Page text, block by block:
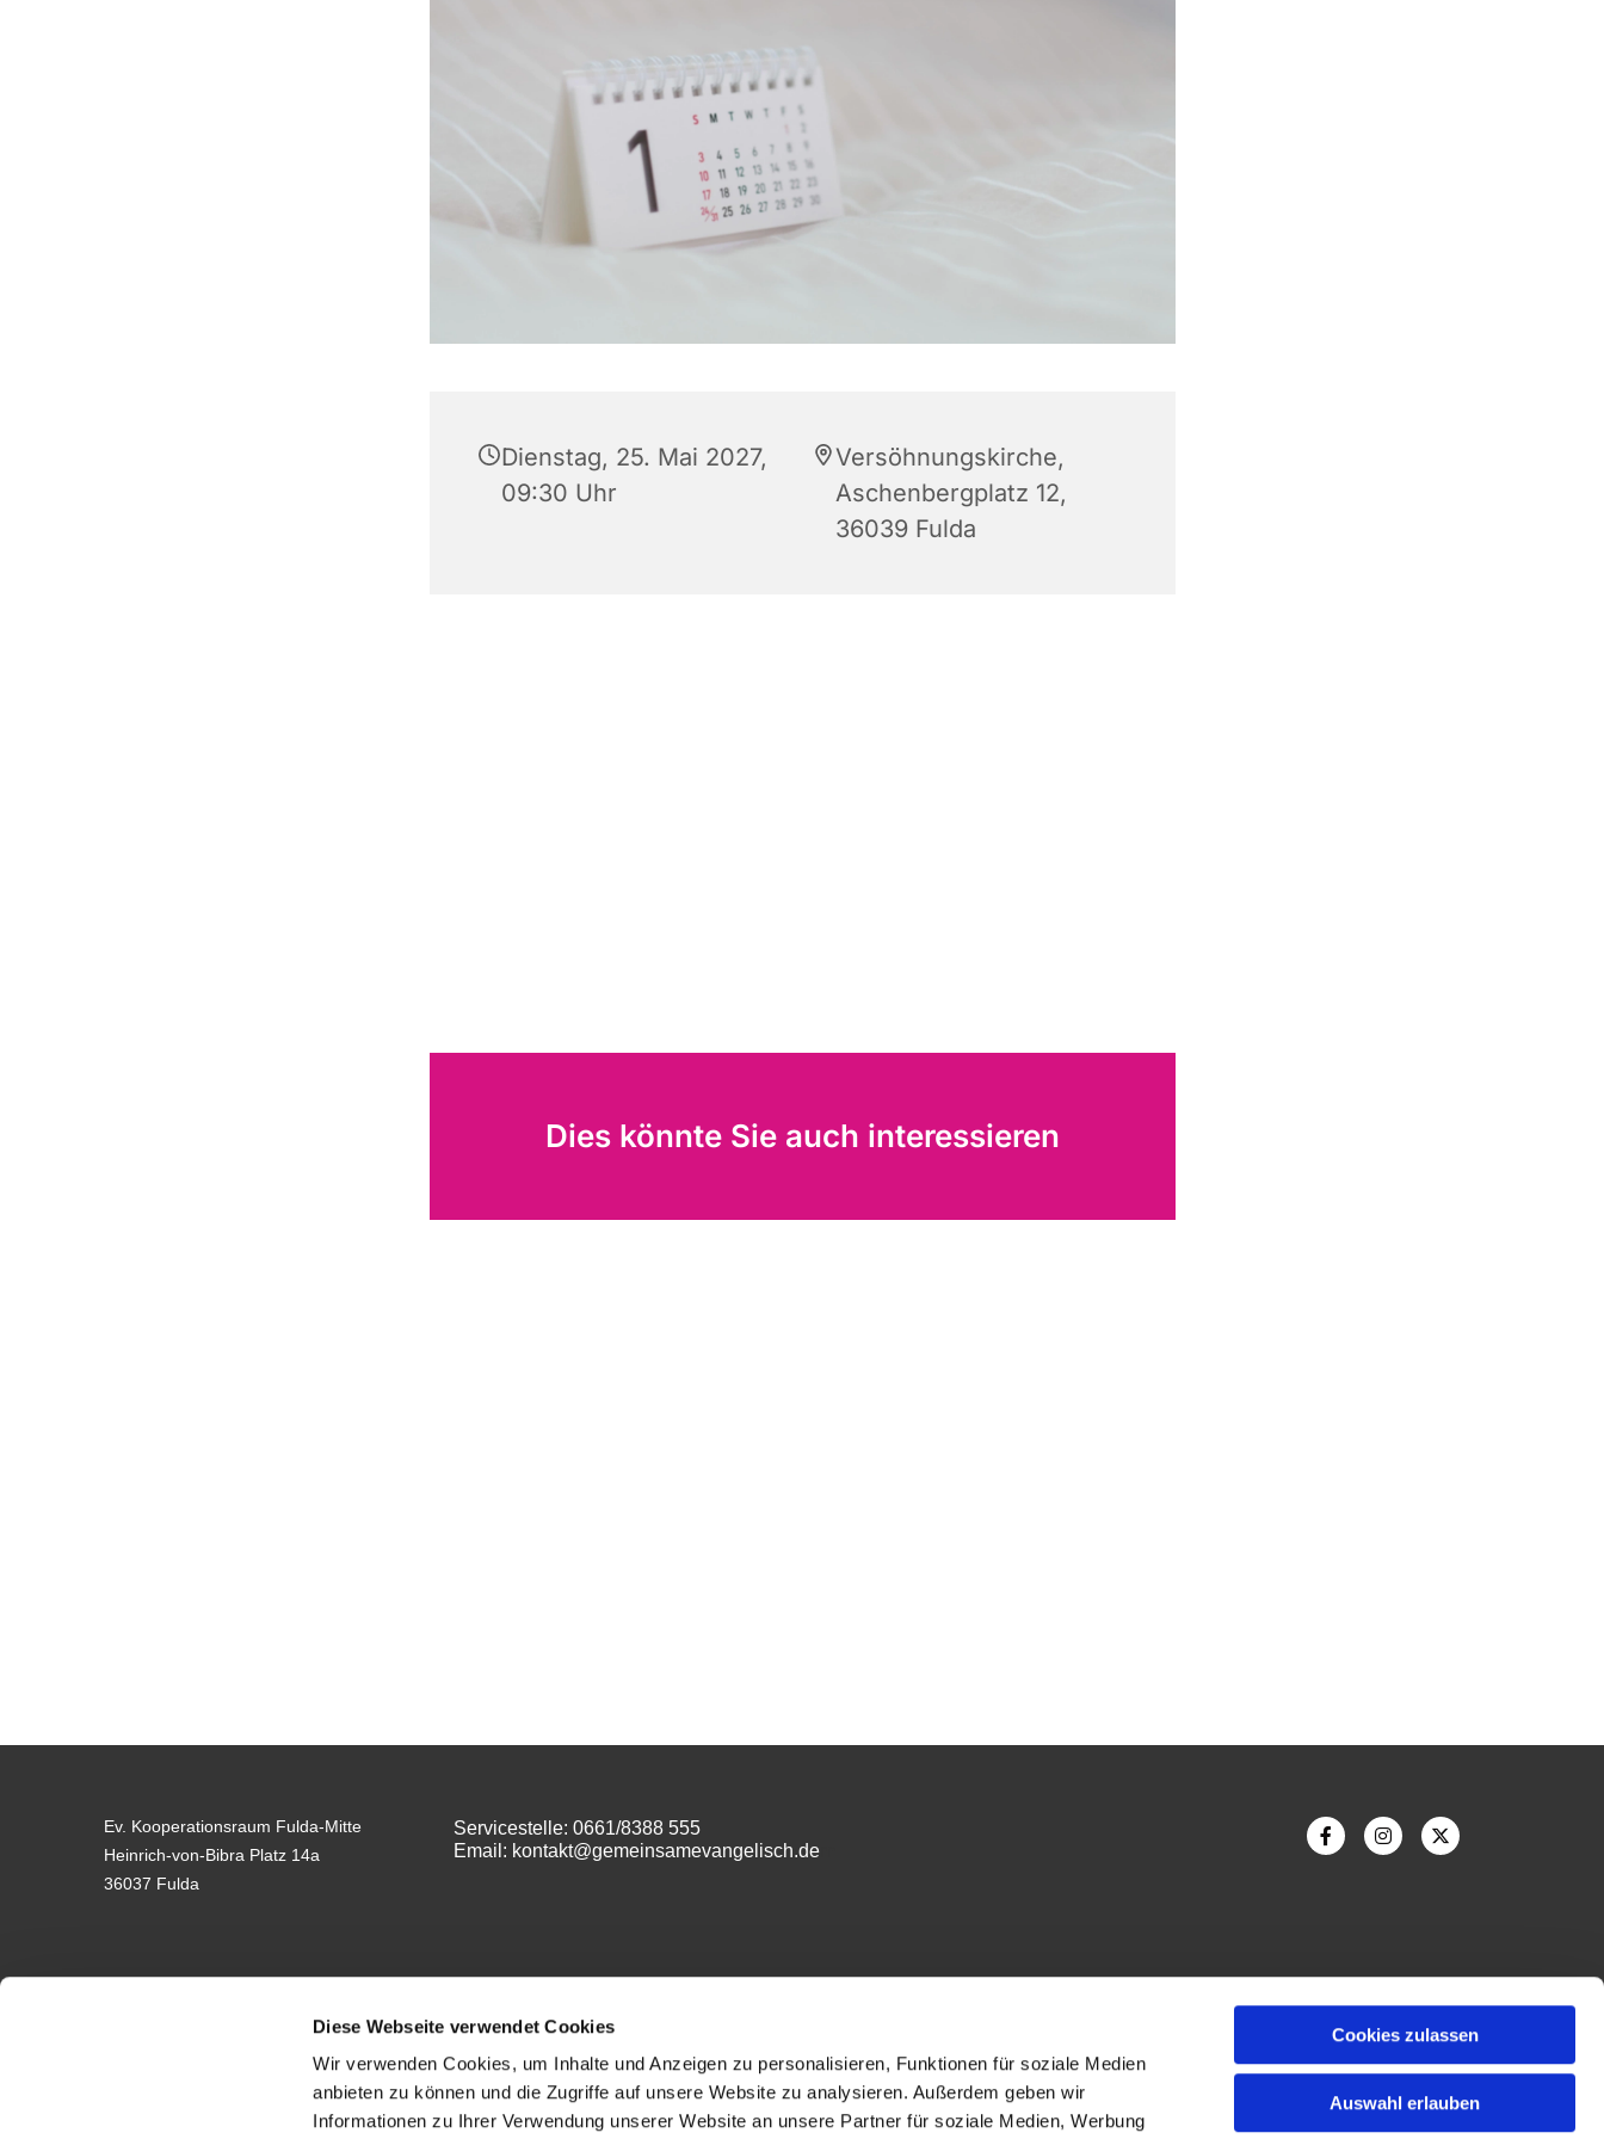
Diese Webseite verwendet Cookies
Wir verwenden Cookies, um Inhalte und Anzeigen zu personalisieren, Funktionen für soziale Medien
anbieten zu können und die Zugriffe auf unsere Website zu analysieren. Außerdem geben wir
Informationen zu Ihrer Verwendung unserer Website an unsere Partner für soziale Medien, Werbung
Cookies zulassen
Auswahl erlauben
Dienstag, 25. Mai 2027,
09:30 Uhr
Versöhnungskirche,
Aschenbergplatz 12,
36039 Fulda
Dies könnte Sie auch interessieren
Ev. Kooperationsraum Fulda-Mitte
Heinrich-von-Bibra Platz 14a
36037 Fulda
Servicestelle: 0661/8388 555
Email: kontakt@gemeinsamevangelisch.dem
Datenschutz